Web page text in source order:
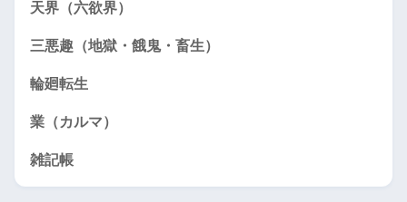
天界（六欲界）
三悪趣（地獄・餓鬼・畜生）
輪廻転生
業（カルマ）
雑記帳